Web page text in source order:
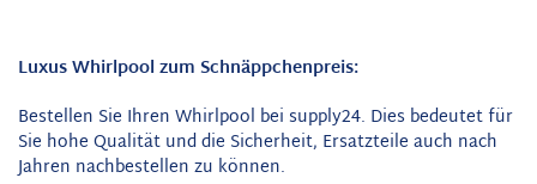
Luxus Whirlpool zum Schnäppchenpreis:
Bestellen Sie Ihren Whirlpool bei supply24. Dies bedeutet für
Sie hohe Qualität und die Sicherheit, Ersatzteile auch nach
Jahren nachbestellen zu können.